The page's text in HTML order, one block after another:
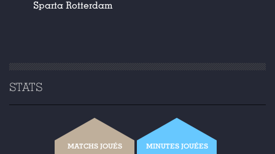
Sparta Rotterdam
STATS
MATCHS JOUÉS MINUTES JOUÉES